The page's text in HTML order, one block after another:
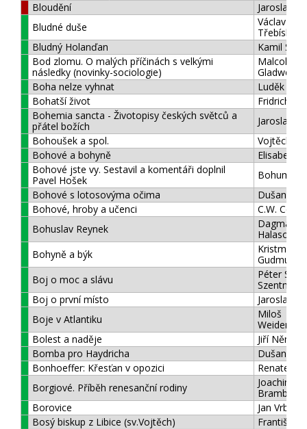
Bloudění
Jaroslav
Bludné duše
Václav
Třebíský
Bludný Holanďan
Kamil
Bod zlomu. O malých příčinách s velkými
následky (novinky-sociologie)
Malcolm
Gladwekk
Boha nelze vyhnat
Luděk
Bohatší život
Fridrich
Bohemia sancta - Životopisy českých světců a
přátel božích
Jaroslav
Bohoušek a spol.
Vojtěch
Bohové a bohyně
Elisabeth
Bohové jste vy. Sestavil a komentáři doplnil
Pavel Hošek
Bohumil
Bohové s lotosovýma očima
Dušan
Bohové, hroby a učenci
C.W.
Bohuslav Reynek
Dagmar
Halasová
Bohyně a býk
Kristmann
Boj o moc a slávu
Péter
Boj o první místo
Jaroslav
Boje v Atlantiku
Miloš
Bolest a naděje
Jiří Němec
Bomba pro Haydricha
Dušan
Bonhoeffer: Křesťan v opozici
Renate
Borgiové. Příběh renesanční rodiny
Joachim
Brambach
Borovice
Jan Vrba
Bosý biskup z Libice (sv.Vojtěch)
František